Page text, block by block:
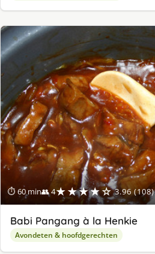
⏱ 60 min👥 4★★★★☆ 3.96 (108)
Babi Pangang à la Henkie
Avondeten & hoofdgerechten